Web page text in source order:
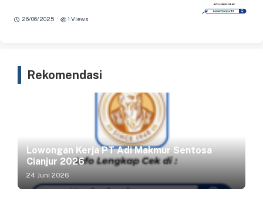
26/06/2025 · 1 Views
Rekomendasi
Lowongan Kerja PT Adi Makmur Sentosa
Cianjur 2026
24 Juni 2026